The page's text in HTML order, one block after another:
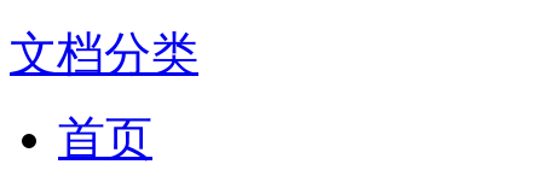
文档分类
首页